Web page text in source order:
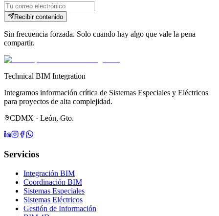
Recibir contenido
Sin frecuencia forzada. Solo cuando hay algo que vale la pena
compartir.
Technical BIM Integration
Integramos información crítica de Sistemas Especiales y Eléctricos
para proyectos de alta complejidad.
CDMX · León, Gto.
Servicios
Integración BIM
Coordinación BIM
Sistemas Especiales
Sistemas Eléctricos
Gestión de Información